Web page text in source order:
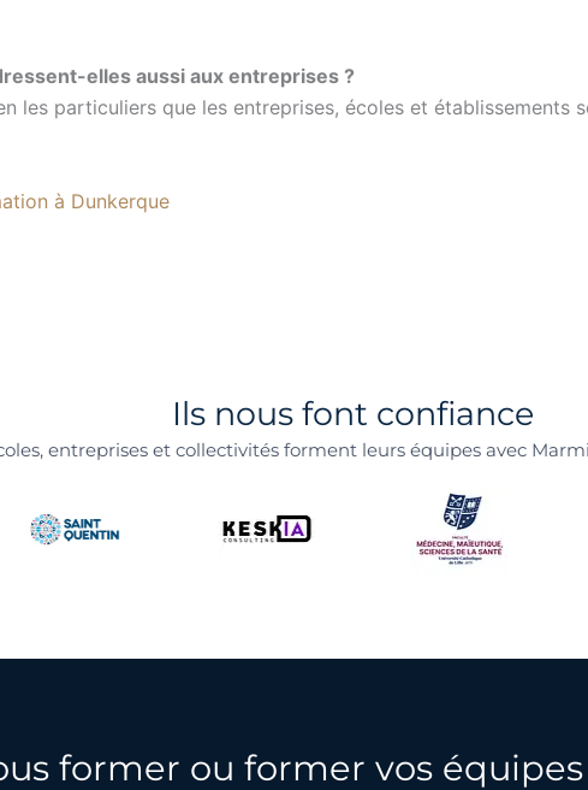
elles aussi aux entreprises ?
les particuliers que les entreprises, écoles et établissements
à Dunkerque
Ils nous font confiance
entreprises et collectivités forment leurs équipes avec
former ou former vos